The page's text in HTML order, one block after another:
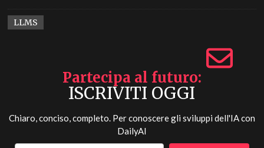
LLMS
Partecipa al futuro
ISCRIVITI OGGI
Chiaro, conciso, completo. Per conoscere gli sviluppi dell'IA con
DailyAI